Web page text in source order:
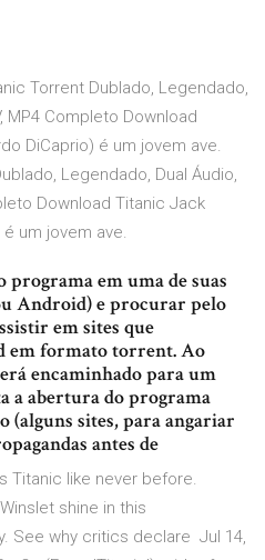
Torrent Dublado, Legendado,
MP4 Completo Download
DiCaprio) é um jovem ave.
Legendado, Dual Áudio,
Download Titanic Jack
um jovem ave.
programa em uma de suas
Android) e procurar pelo
em sites que
em formato torrent. Ao
encaminhado para um
a abertura do programa
(alguns sites, para angariar
antes de
Titanic like never before.
shine in this
See why critics declare Jul 14,